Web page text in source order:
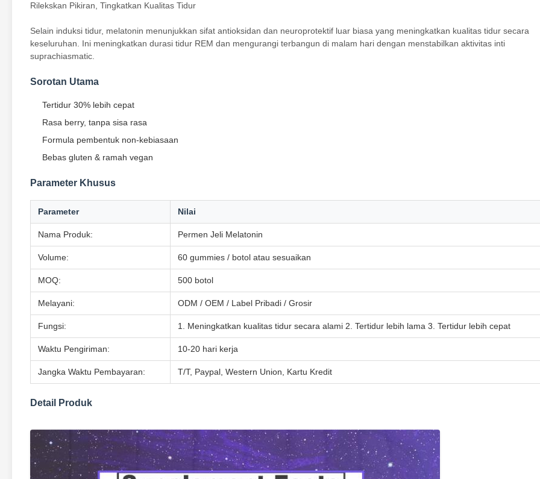
Rilekskan Pikiran, Tingkatkan Kualitas Tidur
Selain induksi tidur, melatonin menunjukkan sifat antioksidan dan neuroprotektif luar biasa yang meningkatkan kualitas tidur secara
keseluruhan. Ini meningkatkan durasi tidur REM dan mengurangi terbangun di malam hari dengan menstabilkan aktivitas inti
suprachiasmatic.
Sorotan Utama
Tertidur 30% lebih cepat
Rasa berry, tanpa sisa rasa
Formula pembentuk non-kebiasaan
Bebas gluten & ramah vegan
Parameter Khusus
Parameter Nilai
Nama Produk: Permen Jeli Melatonin
Volume: 60 gummies / botol atau sesuaikan
MOQ: 500 botol
Melayani: ODM / OEM / Label Pribadi / Grosir
Fungsi: 1. Meningkatkan kualitas tidur secara alami 2. Tertidur lebih lama 3. Tertidur lebih cepat
Waktu Pengiriman: 10-20 hari kerja
Jangka Waktu Pembayaran: T/T, Paypal, Western Union, Kartu Kredit
Detail Produk